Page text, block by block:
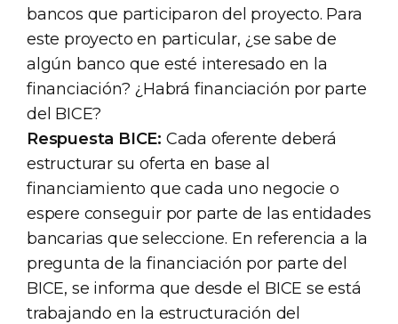
bancos que participaron del proyecto. Para
este proyecto en particular, ¿se sabe de
algún banco que esté interesado en la
financiación? ¿Habrá financiación por parte
del BICE?
Respuesta BICE: Cada oferente deberá
estructurar su oferta en base al
financiamiento que cada uno negocie o
espere conseguir por parte de las entidades
bancarias que seleccione. En referencia a la
pregunta de la financiación por parte del
BICE, se informa que desde el BICE se está
trabajando en la estructuración del